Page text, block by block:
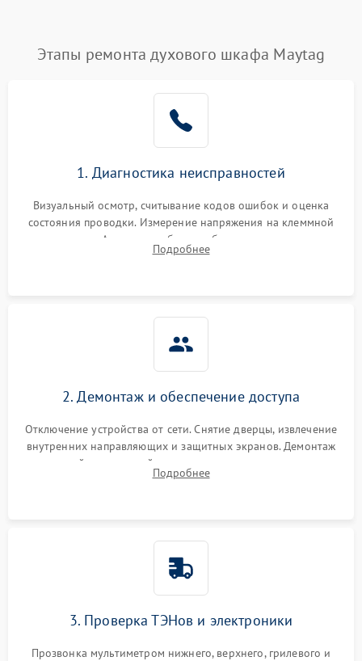
Этапы ремонта духового шкафа Maytag
1. Диагностика неисправностей
Визуальный осмотр, считывание кодов ошибок и оценка
состояния проводки. Измерение напряжения на клеммной
колодке. Анализ жалоб на проблемы с нагревом,
конвекцией, панелью управления или блокировкой дверцы.
Подробнее
2. Демонтаж и обеспечение доступа
Отключение устройства от сети. Снятие дверцы, извлечение
внутренних направляющих и защитных экранов. Демонтаж
задней или верхней панели для прямого доступа к
нагревательным элементам, плате и вентиляторам.
Подробнее
3. Проверка ТЭНов и электроники
Прозвонка мультиметром нижнего, верхнего, грилевого и